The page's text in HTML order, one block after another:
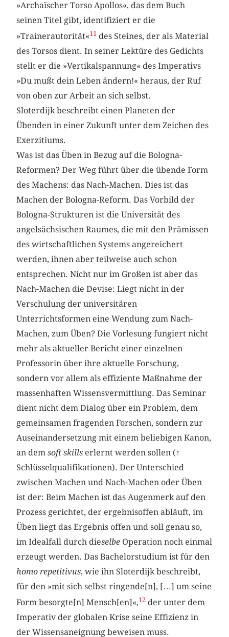
»Archaïscher Torso Apollos«, das dem Buch
seinen Titel gibt, identifiziert er die
»Trainerautorität«11 des Steines, der als Material
des Torsos dient. In seiner Lektüre des Gedichts
stellt er die »Vertikalspannung« des Imperativs
»Du mußt dein Leben ändern!« heraus, der Ruf
von oben zur Arbeit an sich selbst.
Sloterdijk beschreibt einen Planeten der
Übenden in einer Zukunft unter dem Zeichen des
Exerzitiums.
Was ist das Üben in Bezug auf die Bologna-
Reformen? Der Weg führt über die übende Form
des Machens: das Nach-Machen. Dies ist das
Machen der Bologna-Reform. Das Vorbild der
Bologna-Strukturen ist die Universität des
angelsächsischen Raumes, die mit den Prämissen
des wirtschaftlichen Systems angereichert
werden, ihnen aber teilweise auch schon
entsprechen. Nicht nur im Großen ist aber das
Nach-Machen die Devise: Liegt nicht in der
Verschulung der universitären
Unterrichtsformen eine Wendung zum Nach-
Machen, zum Üben? Die Vorlesung fungiert nicht
mehr als aktueller Bericht einer einzelnen
Professorin über ihre aktuelle Forschung,
sondern vor allem als effiziente Maßnahme der
massenhaften Wissensvermittlung. Das Seminar
dient nicht dem Dialog über ein Problem, dem
gemeinsamen fragenden Forschen, sondern zur
Auseinandersetzung mit einem beliebigen Kanon,
an demsoft skills erlernt werden sollen (↑
Schlüsselqualifikationen). Der Unterschied
zwischen Machen und Nach-Machen oder Üben
ist der: Beim Machen ist das Augenmerk auf den
Prozess gerichtet, der ergebnisoffen abläuft, im
Üben liegt das Ergebnis offen und soll genau so,
im Idealfall durch dieselbe Operation noch einmal
erzeugt werden. Das Bachelorstudium ist für den
homo repetitivus, wie ihn Sloterdijk beschreibt,
für den »mit sich selbst ringende[n], […] um seine
Form besorgte[n] Mensch[en]«,12 der unter dem
Imperativ der globalen Krise seine Effizienz in
der Wissensaneignung beweisen muss.